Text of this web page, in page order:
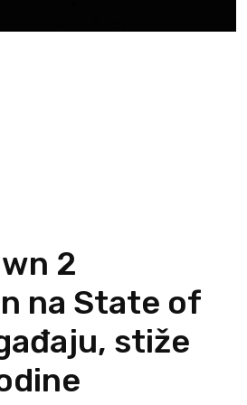
2
na State of
stiže